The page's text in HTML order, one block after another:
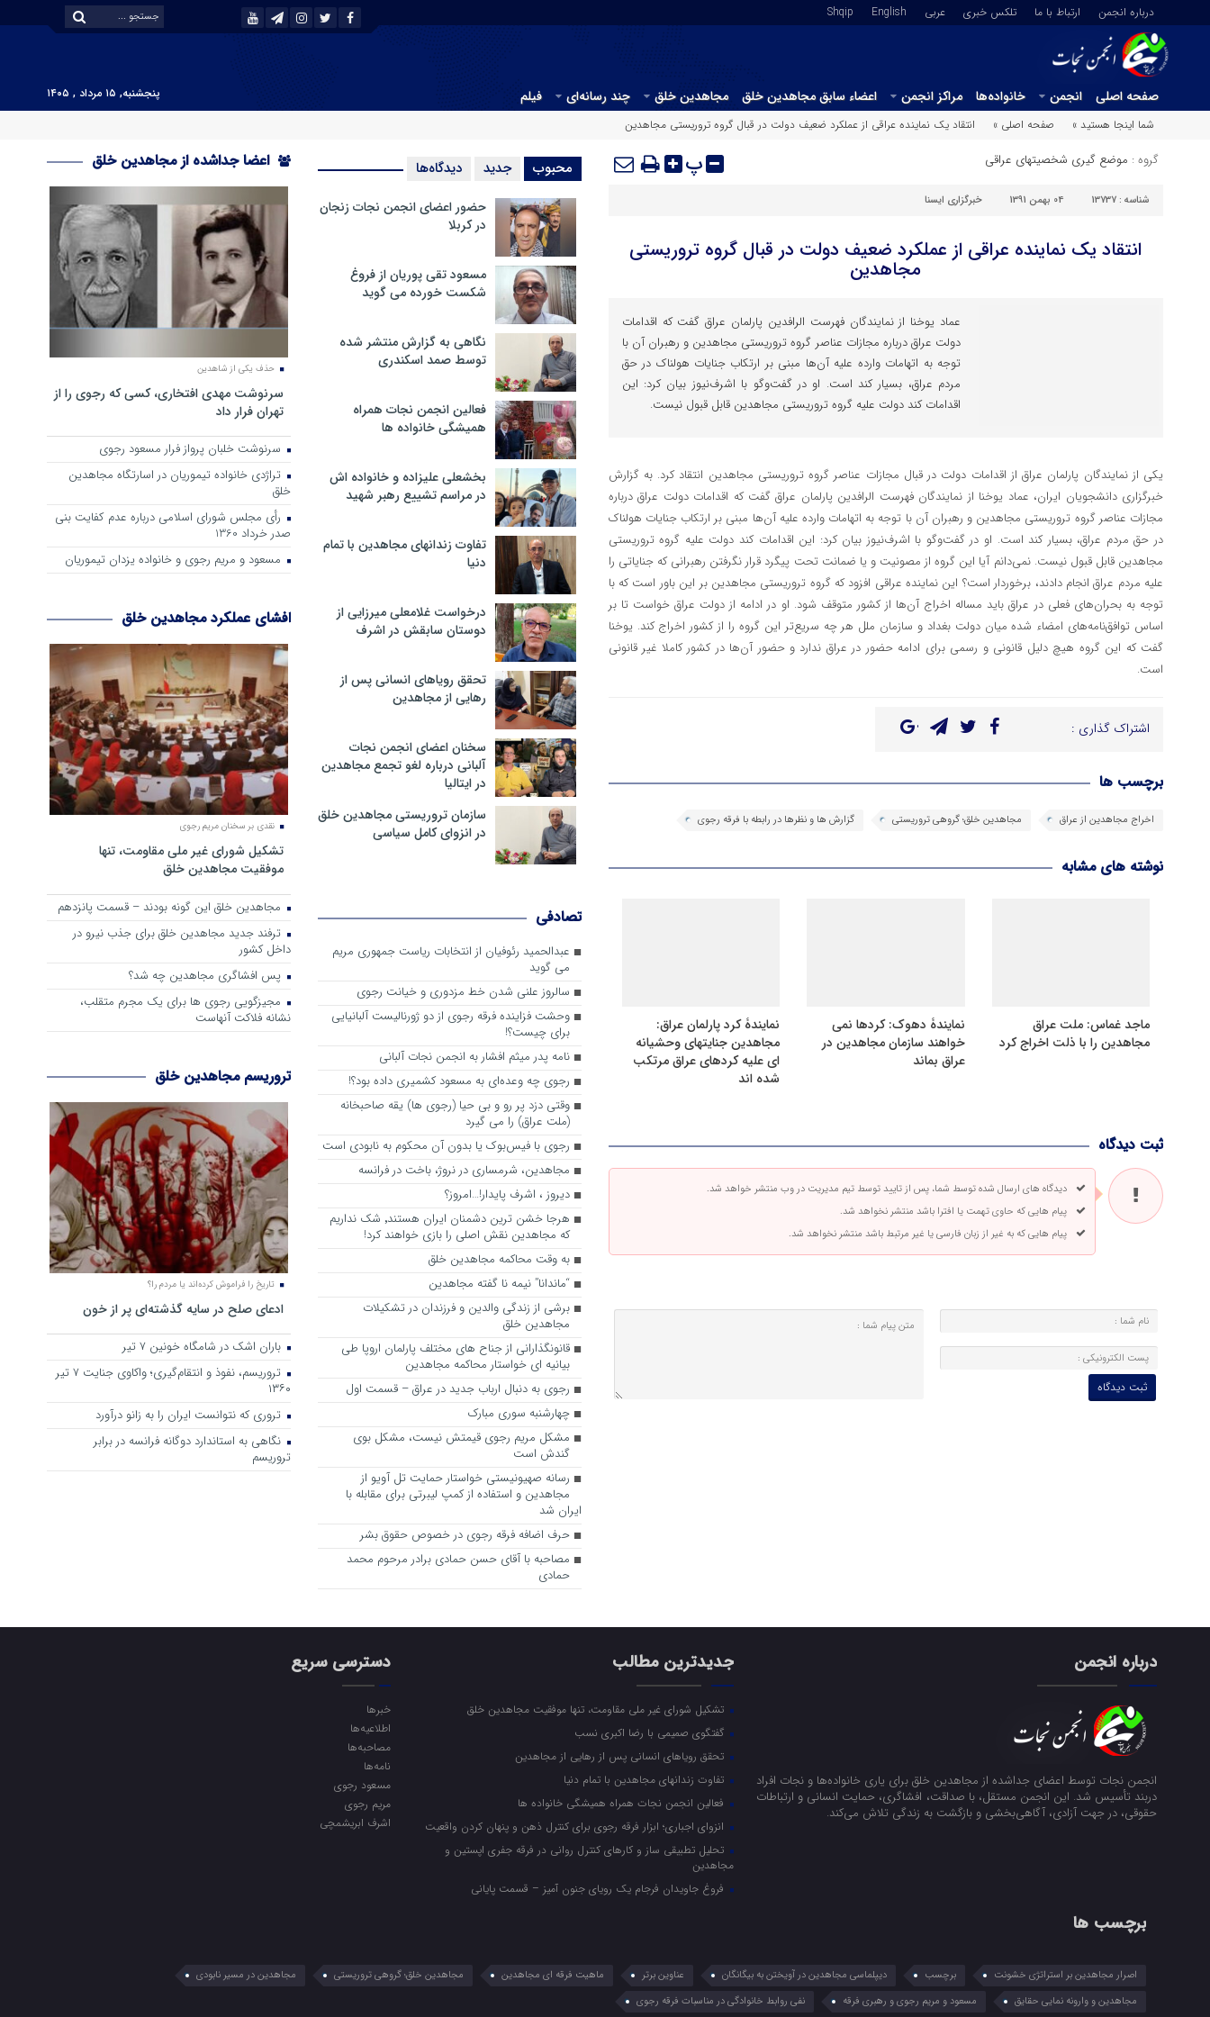
درباره انجمن ارتباط با ما تلکس خبری عربي English
Shqip
صفحه اصلی انجمن خانواده‌ها مراکز انجمن اعضاء سابق مجاهدین خلق مجاهدین خلق چند رسانه‌ای فیلم
پنجشنبه, ۱۵ مرداد , ۱۴۰۵
شما اینجا هستید »
صفحه اصلی » انتقاد یک نماینده عراقی از عملکرد ضعیف دولت در قبال گروه تروریستی مجاهدین
گروه : موضع گیری شخصیتهای عراقی پ
شناسه : 13737 04 بهمن 1391 خبرگزاری ایسنا
انتقاد یک نماینده عراقی از عملکرد ضعیف دولت در قبال گروه تروریستی
مجاهدین
عماد یوخنا از نمایندگان فهرست الرافدین پارلمان عراق گفت که اقدامات
دولت عراق درباره مجازات عناصر گروه تروریستی مجاهدین و رهبران آن با
توجه به اتهامات وارده علیه آن‌ها مبنی بر ارتکاب جنایات هولناک در حق
مردم عراق، بسیار کند است. او در گفت‌وگو با اشرف‌نیوز بیان کرد: این
اقدامات کند دولت علیه گروه تروریستی مجاهدین قابل قبول نیست.
یکی از نمایندگان پارلمان عراق از اقدامات دولت در قبال مجازات عناصر گروه تروریستی مجاهدین انتقاد کرد. به گزارش
خبرگزاری دانشجویان ایران، عماد یوخنا از نمایندگان فهرست الرافدین پارلمان عراق گفت که اقدامات دولت عراق درباره
مجازات عناصر گروه تروریستی مجاهدین و رهبران آن با توجه به اتهامات وارده علیه آن‌ها مبنی بر ارتکاب جنایات هولناک
در حق مردم عراق، بسیار کند است. او در گفت‌وگو با اشرف‌نیوز بیان کرد: این اقدامات کند دولت علیه گروه تروریستی
مجاهدین قابل قبول نیست. نمی‌دانم آیا این گروه از مصونیت و یا ضمانت تحت پیگرد قرار نگرفتن رهبرانی که جنایاتی را
علیه مردم عراق انجام دادند، برخوردار است؟ این نماینده عراقی افزود که گروه تروریستی مجاهدین بر این باور است که با
توجه به بحران‌های فعلی در عراق باید مساله اخراج آن‌ها از کشور متوقف شود. او در ادامه از دولت عراق خواست تا بر
اساس توافق‌نامه‌های امضاء شده میان دولت بغداد و سازمان ملل هر چه سریع‌تر این گروه را از کشور اخراج کند. یوخنا
گفت که این گروه هیچ دلیل قانونی و رسمی برای ادامه حضور در عراق ندارد و حضور آن‌ها در کشور کاملا غیر قانونی
است.
اشتراک گذاری :
برچسب ها
اخراج مجاهدین از عراق مجاهدین خلق؛ گروهی تروریستی گزارش ها و نظرها در رابطه با فرقه رجوی
نوشته های مشابه
ماجد غماس: ملت عراق
مجاهدین را با ذلت اخراج کرد
نمایندۀ دهوک: کردها نمی
خواهند سازمان مجاهدین در
عراق بماند
نمایندۀ کرد پارلمان عراق:
مجاهدین جنایتهای وحشیانه
ای علیه کردهای عراق مرتکب
شده اند
ثبت دیدگاه
دیدگاه های ارسال شده توسط شما، پس از تایید توسط تیم مدیریت در وب منتشر خواهد شد.
پیام هایی که حاوی تهمت یا افترا باشد منتشر نخواهد شد.
پیام هایی که به غیر از زبان فارسی یا غیر مرتبط باشد منتشر نخواهد شد.
محبوب جدید دیدگاه‌ها
حضور اعضای انجمن نجات زنجان
در کربلا
مسعود تقی پوریان از فروغ
شکست خورده می گوید
نگاهی به گزارش منتشر شده
توسط صمد اسکندری
فعالین انجمن نجات همراه
همیشگی خانواده ها
بخشعلی علیزاده و خانواده اش
در مراسم تشییع رهبر شهید
تفاوت زندانهای مجاهدین با تمام
دنیا
درخواست غلامعلی میرزایی از
دوستان سابقش در اشرف
تحقق رویاهای انسانی پس از
رهایی از مجاهدین
سخنان اعضای انجمن نجات
آلبانی درباره لغو تجمع مجاهدین
در ایتالیا
سازمان تروریستی مجاهدین خلق
در انزوای کامل سیاسی
تصادفی
عبدالحمید رئوفیان از انتخابات ریاست جمهوری مریم
می گوید
سالروز علنی شدن خط مزدوری و خیانت رجوی
وحشت فزاینده فرقه رجوی از دو ژورنالیست آلبانیایی
برای چیست؟!
نامه پدر میثم افشار به انجمن نجات آلبانی
رجوی چه وعده‌ای به مسعود کشمیری داده بود؟!
وقتی دزد پر رو و بی حیا (رجوی ها) یقه صاحبخانه
(ملت عراق) را می گیرد
رجوی با فیس‌بوک یا بدون آن محکوم به نابودی است
مجاهدین، شرم‎ساری در نروژ، باخت در فرانسه
ديروز ، اشرف پايدار!…امروز؟
هرجا خشن ترین دشمنان ایران هستند٬ شک نداریم
که مجاهدین نقش اصلی را بازی خواهند کرد!
به وقت محاکمه مجاهدین خلق
“ماندانا” نیمه نا گفته مجاهدین
برشی از زندگی والدین و فرزندان در تشکیلات
مجاهدین خلق
قانونگذارانی از جناح های مختلف پارلمان اروپا طی
بیانیه ای خواستار محاکمه مجاهدین
رجوی به دنبال ارباب جدید در عراق – قسمت اول
چهارشنبه سوری مبارک
مشکل مریم رجوی قیمتش نیست، مشکل بوی
گندش است
رسانه صهیونیستی خواستار حمایت تل آویو از
مجاهدین و استفاده از کمپ لیبرتی برای مقابله با
ایران شد
حرف اضافه فرقه رجوی در خصوص حقوق بشر
مصاحبه با آقای حسن حمادی برادر مرحوم محمد
حمادی
اعضا جداشده از مجاهدین خلق
حذف یکی از شاهدین
سرنوشت مهدی افتخاری، کسی که رجوی را از
تهران فرار داد
سرنوشت خلبان پرواز فرار مسعود رجوی
تراژدی خانواده تیموریان در اسارتگاه مجاهدین
خلق
رأی مجلس شورای اسلامی درباره عدم كفایت بنی
صدر خرداد 1360
مسعود و مریم رجوی و خانواده یزدان تیموریان
افشای عملکرد مجاهدین خلق
نقدی بر سخنان مریم رجوی
تشکیل شورای غیر ملی مقاومت، تنها
موفقیت مجاهدین خلق
مجاهدین خلق این گونه بودند – قسمت پانزدهم
ترفند جدید مجاهدین خلق برای جذب نیرو در
داخل کشور
پس افشاگری مجاهدین چه شد؟
مجیزگویی رجوی ها برای یک مجرم متقلب،
نشانه فلاکت آنهاست
تروریسم مجاهدین خلق
تاریخ را فراموش کرده‌اند یا مردم را؟
ادعای صلح در سایه گذشته‌ای پر از خون
باران اشک در شامگاه خونین 7 تیر
تروریسم، نفوذ و انتقام‌گیری؛ واکاوی جنایت ۷ تیر
۱۳۶۰
تروری که نتوانست ایران را به زانو درآورد
نگاهی به استاندارد دوگانه فرانسه در برابر
تروریسم
درباره انجمن
انجمن نجات توسط اعضای جداشده از مجاهدین خلق برای یاری خانواده‌ها و نجات افراد
دربند تأسیس شد. این انجمن مستقل، با صداقت، افشاگری، حمایت انسانی و ارتباطات
حقوقی، در جهت آزادی، آگاهی‌بخشی و بازگشت به زندگی تلاش می‌کند.
جدیدترین مطالب
تشکیل شورای غیر ملی مقاومت، تنها موفقیت مجاهدین خلق
گفتگوی صمیمی با رضا اکبری نسب
تحقق رویاهای انسانی پس از رهایی از مجاهدین
تفاوت زندانهای مجاهدین با تمام دنیا
فعالین انجمن نجات همراه همیشگی خانواده ها
انزوای اجباری؛ ابزار فرقه رجوی برای کنترل ذهن و پنهان کردن واقعیت
تحلیل تطبیقی ساز و کارهای کنترل روانی در فرقه جفری اپستین و
مجاهدین
فروغ جاویدان فرجام یک رویای جنون آمیز – قسمت پایانی
دسترسی سریع
خبرها
اطلاعیه‌ها
مصاحبه‌ها
نامه‌ها
مسعود رجوی
مریم رجوی
اشرف ابریشمچی
برچسب ها
اصرار مجاهدین بر استراتژی خشونت برچسب دیپلماسی مجاهدین در آویختن به بیگانگان عناوین برتر ماهیت فرقه ای مجاهدین مجاهدین خلق؛ گروهی تروریستی
مجاهدین در مسیر نابودی
مجاهدین و وارونه نمایی حقایق
مسعود و مریم رجوی و رهبری فرقه نفی روابط خانوادگی در مناسبات فرقه رجوی